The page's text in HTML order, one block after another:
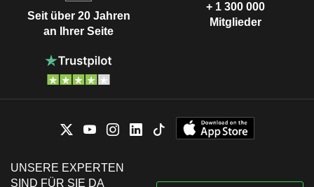
Seit über 20 Jahren
an Ihrer Seite
+ 1 300 000
Mitglieder
UNSERE EXPERTEN
SIND FÜR SIE DA